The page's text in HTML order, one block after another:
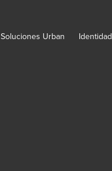
Soluciones Urban Identidad